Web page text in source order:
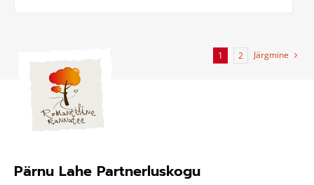
1 2 Järgmine
Pärnu Lahe Partnerluskogu